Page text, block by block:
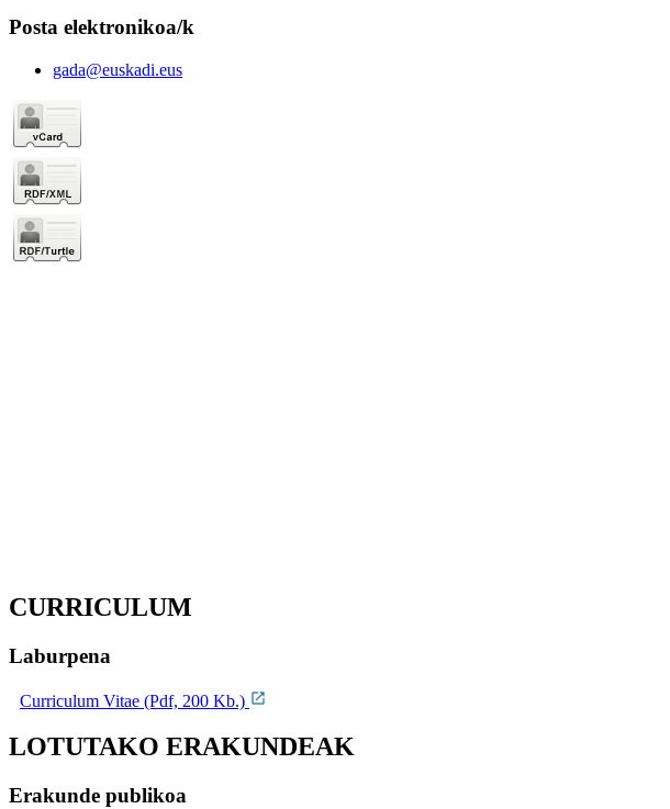
Posta elektronikoa/k
gada@euskadi.eus
CURRICULUM
Laburpena
Curriculum Vitae (Pdf, 200 Kb.)
LOTUTAKO ERAKUNDEAK
Erakunde publikoa